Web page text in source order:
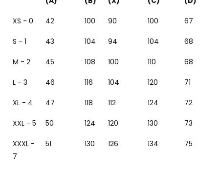
XS - 0 42 100 90 100 67
S - 1 43 104 94 104 68
M - 2 45 108 100 110 68
L - 3 46 116 104 120 71
XL - 4 47 118 112 124 72
XXL - 5 50 124 120 130 73
XXXL -
7
51 130 126 134 75